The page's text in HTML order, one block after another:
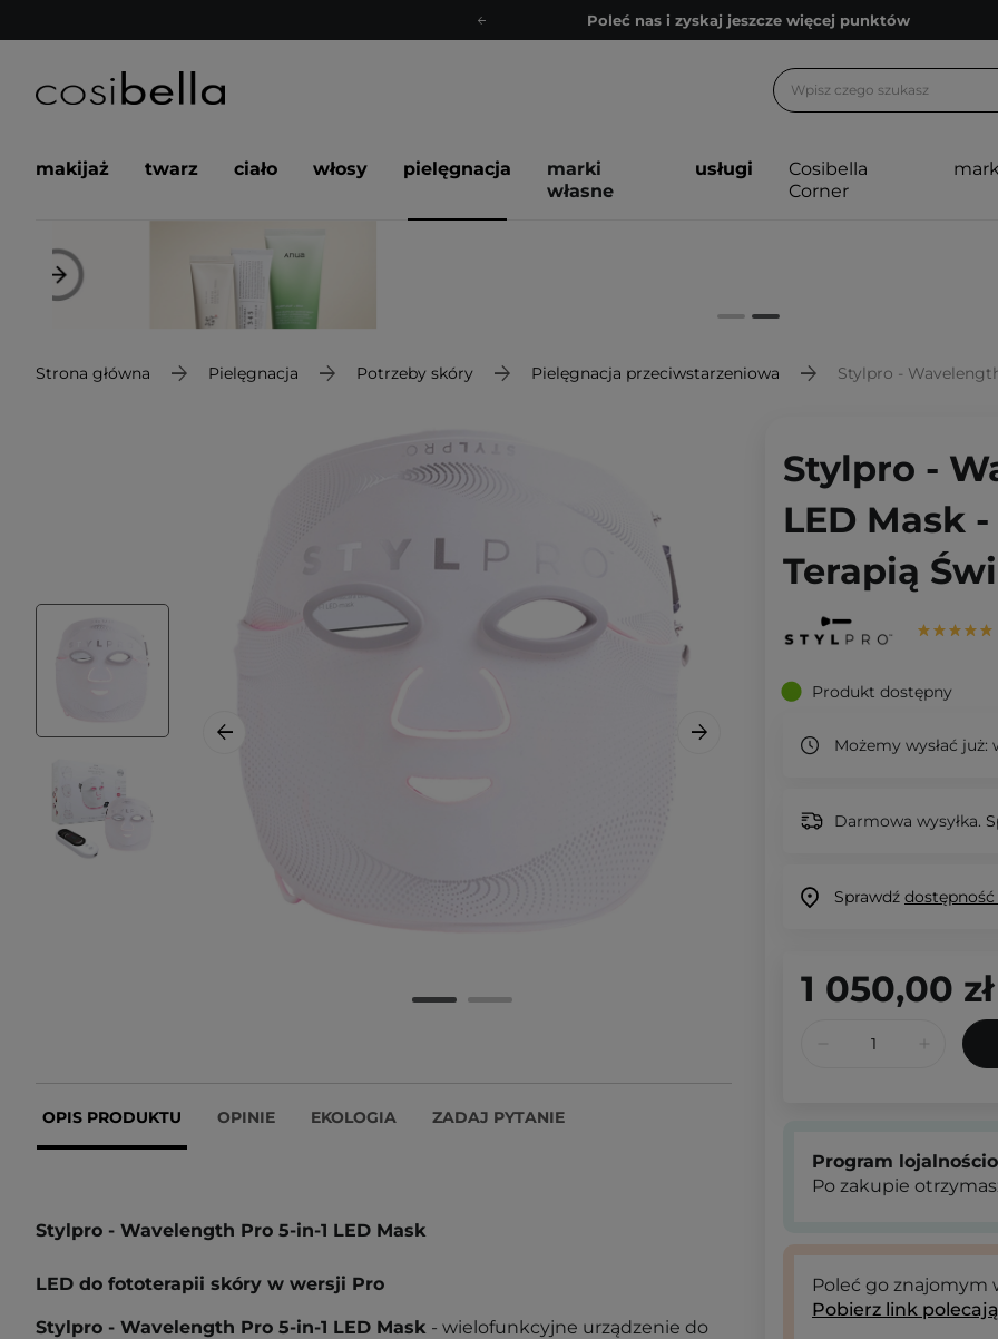
Poleć nas i zyskaj jeszcze więcej punktów
Bezpłatne konsultacje kosmetologiczne
Poleć nas i zyskaj jeszcze więcej punktów
makijaż twarz ciało włosy pielęgnacja
marki
własne
usługi
Cosibella
Corner
Strona główna Pielęgnacja Potrzeby skóry Pielęgnacja przeciwstarzeniowa Stylpro - Wavelength
OPIS PRODUKTU OPINIE EKOLOGIA ZADAJ PYTANIE
Stylpro - Wavelength Pro 5-in-1 LED Mask
LED do fototerapii skóry w wersji Pro
Stylpro - Wavelength Pro 5-in-1 LED Mask - wielofunkcyjne urządzenie do
Stylpro -
LED Mask
Terapią
Produkt dostępny
Możemy wysłać już:
Darmowa wysyłka.
Sprawdź
1 050,00 zł
Program
Po zakupie
Poleć go znajomym
Pobierz link